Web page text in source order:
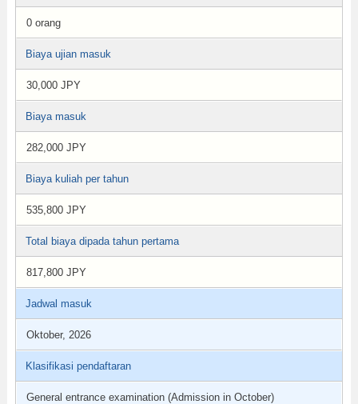
0 orang
Biaya ujian masuk
30,000 JPY
Biaya masuk
282,000 JPY
Biaya kuliah per tahun
535,800 JPY
Total biaya dipada tahun pertama
817,800 JPY
Jadwal masuk
Oktober, 2026
Klasifikasi pendaftaran
General entrance examination (Admission in October)